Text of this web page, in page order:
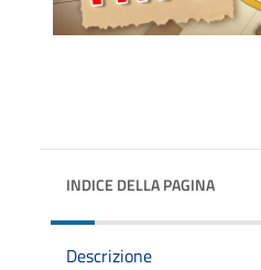
INDICE DELLA PAGINA
Descrizione